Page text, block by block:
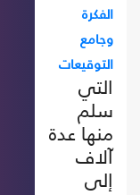
الفكرة
وجامع
التوقيعات
التي
سلم
منها عدة
آلاف
إلى